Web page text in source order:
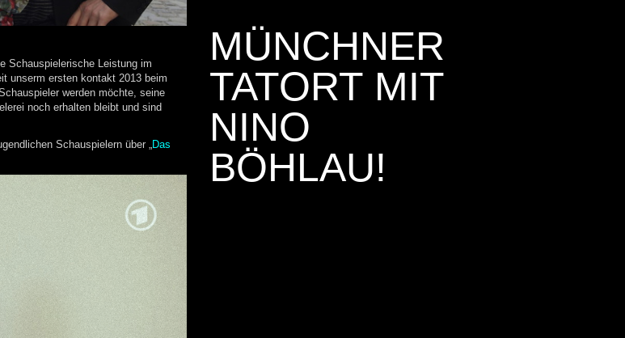
MÜNCHNER
TATORT MIT
NINO
BÖHLAU!
Schauspielerische Leistung im
unserm ersten kontakt 2013 beim
werden möchte, seine
noch erhalten bleibt und sind
Schauspielern über „Das